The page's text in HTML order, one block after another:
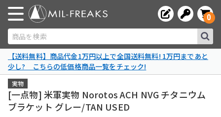
商品を検索
0
【送料無料】商品代金1万円以上で全国送料無料! 1万円まであと
少し? こちらの低価格商品一覧をチェック!
実物
[一点物] 米軍実物 Norotos ACH NVG チタニウム
ブラケット グレー/TAN USED